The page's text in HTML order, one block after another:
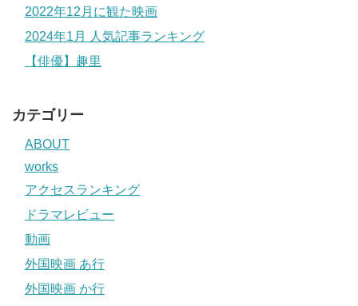
2022年12月に観た映画
2024年1月 人気記事ランキング
【俳優】趣里
カテゴリー
ABOUT
works
アクセスランキング
ドラマレビュー
動画
外国映画 あ行
外国映画 か行